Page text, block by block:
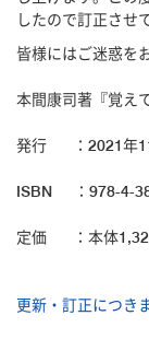
したので訂正させ
皆様にはご迷惑を
本間康司著『覚え
発行 ：2021年
ISBN ：978-4-
定価 ：本体1,320
更新・訂正につき